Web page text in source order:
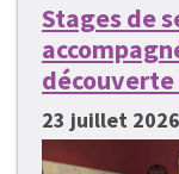
Stages de
23 juillet